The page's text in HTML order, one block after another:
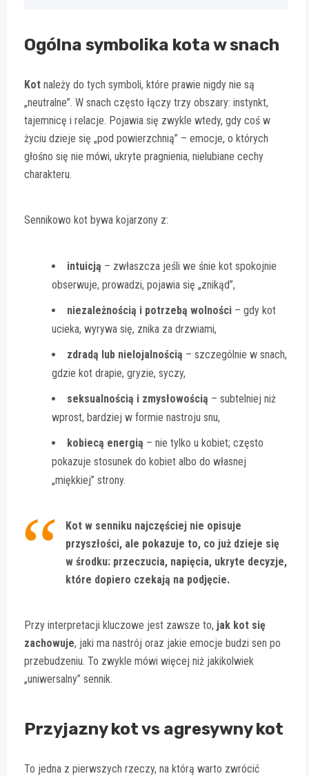
Ogólna symbolika kota w snach
Kot należy do tych symboli, które prawie nigdy nie są
„neutralne”. W snach często łączy trzy obszary: instynkt,
tajemnicę i relacje. Pojawia się zwykle wtedy, gdy coś w
życiu dzieje się „pod powierzchnią” – emocje, o których
głośno się nie mówi, ukryte pragnienia, nielubiane cechy
charakteru.
Sennikowo kot bywa kojarzony z:
intuicją – zwłaszcza jeśli we śnie kot spokojnie
obserwuje, prowadzi, pojawia się „znikąd”,
niezależnością i potrzebą wolności – gdy kot
ucieka, wyrywa się, znika za drzwiami,
zdradą lub nielojalnością – szczególnie w snach,
gdzie kot drapie, gryzie, syczy,
seksualnością i zmysłowością – subtelniej niż
wprost, bardziej w formie nastroju snu,
kobiecą energią – nie tylko u kobiet; często
pokazuje stosunek do kobiet albo do własnej
„miękkiej” strony.
Kot w senniku najczęściej nie opisuje
przyszłości, ale pokazuje to, co już dzieje się
w środku: przeczucia, napięcia, ukryte decyzje,
które dopiero czekają na podjęcie.
Przy interpretacji kluczowe jest zawsze to, jak kot się
zachowuje, jaki ma nastrój oraz jakie emocje budzi sen po
przebudzeniu. To zwykle mówi więcej niż jakikolwiek
„uniwersalny” sennik.
Przyjazny kot vs agresywny kot
To jedna z pierwszych rzeczy, na którą warto zwrócić